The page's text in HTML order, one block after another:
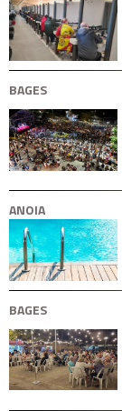
BAGES
ANOIA
BAGES